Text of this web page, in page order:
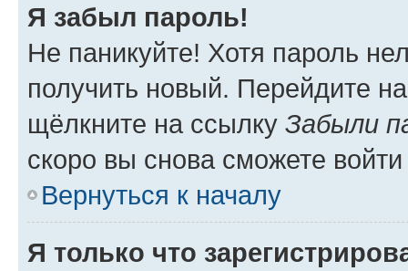
Я забыл пароль!
Не паникуйте! Хотя пароль
получить новый. Перейдите
щёлкните на ссылку Забыли
скоро вы снова сможете
Вернуться к началу
Я только что